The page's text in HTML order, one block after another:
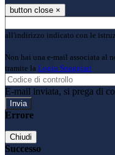
button close ×
all'indirizzo indicato con le
Non hai una e-mail associata al
tramite la Login Spaggiari
E-mail inviata, si prega di
Errore
Chiudi
Successo